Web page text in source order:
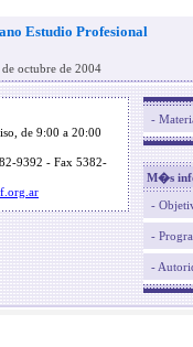
Estudio Profesional
octubre de 2004
de 9:00 a 20:00
9392 - Fax 5382-
-
M�s
-
-
-